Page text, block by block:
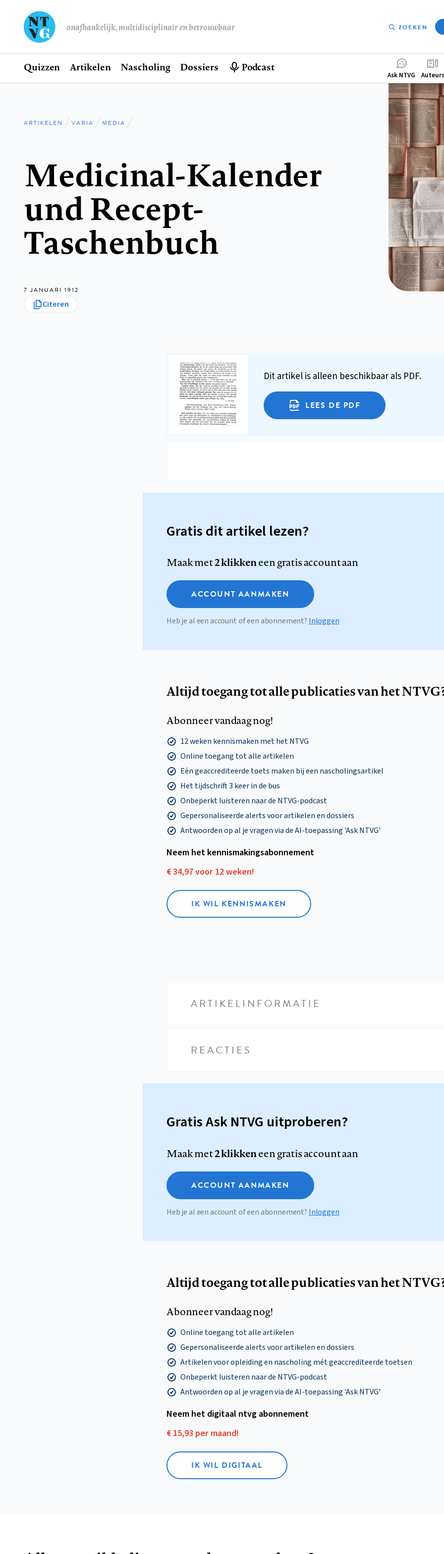
onafhankelijk, multidisciplinair en betrouwbaar ZOEKEN
Hoofdnavigatie
Home
Quizzen Artikelen Nascholing Dossiers Podcast
menu
Ask NTVG Auteurs
Kruimelpad
ARTIKELEN VARIA MEDIA
Medicinal-Kalender
und Recept-
Taschenbuch
7 JANUARI 1912
Citeren
Dit artikel is alleen beschikbaar als PDF.
LEES DE PDF
Gratis dit artikel lezen?
Maak met2 klikkeneen gratis account aan
ACCOUNT AANMAKEN
Heb je al een account of een abonnement? Inloggen
Altijd toegang tot alle publicaties van het
Abonneer vandaag nog!
12 weken kennismaken met het NTVG
Online toegang tot alle artikelen
Eén geaccrediteerde toets maken bij een nascholingsartikel
Het tijdschrift 3 keer in de bus
Onbeperkt luisteren naar de NTVG-podcast
Gepersonaliseerde alerts voor artikelen en dossiers
Antwoorden op al je vragen via de AI-toepassing 'Ask NTVG'
Neem het kennismakings­abonnement
€ 34,97 voor 12 weken!
IK WIL KENNISMAKEN
ARTIKELINFORMATIE
REACTIES
Gratis Ask NTVG uitproberen?
Maak met2 klikkeneen gratis account aan
ACCOUNT AANMAKEN
Heb je al een account of een abonnement? Inloggen
Altijd toegang tot alle publicaties van het
Abonneer vandaag nog!
Online toegang tot alle artikelen
Gepersonaliseerde alerts voor artikelen en dossiers
Artikelen voor opleiding en nascholing mét geaccrediteerde toetsen
Onbeperkt luisteren naar de NTVG-podcast
Antwoorden op al je vragen via de AI-toepassing 'Ask NTVG'
Neem het digitaal ntvg abonnement
€ 15,93 per maand!
IK WIL DIGITAAL